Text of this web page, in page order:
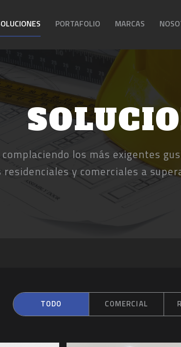
PORTAFOLIO MARCAS
los más exigentes
residenciales y comerciales a
TODO COMERCIAL